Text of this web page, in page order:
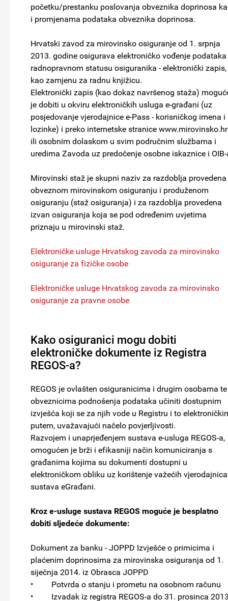
početku/prestanku poslovanja obveznika doprinosa
i promjenama podataka obveznika doprinosa.
Hrvatski zavod za mirovinsko osiguranje od 1. srpnja
2013. godine osigurava elektroničko vođenje podataka
radnopravnom statusu osiguranika - elektronički zapis,
kao zamjenu za radnu knjižicu.
Elektronički zapis (kao dokaz navršenog staža)
je dobiti u okviru elektroničkih usluga e-građani (uz
posjedovanje vjerodajnice e-Pass - korisničkog imena i
lozinke) i preko internetske stranice
ili osobnim dolaskom u svim područnim službama i
uredima Zavoda uz predočenje osobne iskaznice i
Mirovinski staž je skupni naziv za razdoblja provedena
obveznom mirovinskom osiguranju i produženom
osiguranju (staž osiguranja) i za razdoblja provedena
izvan osiguranja koja se pod određenim uvjetima
priznaju u mirovinski staž.
Elektroničke usluge Hrvatskog zavoda za mirovinsko
osiguranje za fizičke osobe
Elektroničke usluge Hrvatskog zavoda za mirovinsko
osiguranje za pravne osobe
Kako osiguranici mogu dobiti
elektroničke dokumente iz Registra
REGOS-a?
REGOS je ovlašten osiguranicima i drugim osobama te
obveznicima podnošenja podataka učiniti dostupnim
izvješća koji se za njih vode u Registru i to
putem, uvažavajući načelo povjerljivosti.
Razvojem i unaprjeđenjem sustava e-usluga REGOS-a,
omogućen je brži i efikasniji način komuniciranja s
građanima kojima su dokumenti dostupni u
elektroničkom obliku uz korištenje važećih vjerodajnica
sustava eGrađani.
Kroz e-usluge sustava REGOS moguće je besplatno
dobiti sljedeće dokumente:
Dokument za banku - JOPPD Izvješće o primicima i
plaćenim doprinosima za mirovinska osiguranja od 1.
siječnja 2014. iz Obrasca JOPPD
• Potvrda o stanju i prometu na osobnom računu
• Izvadak iz registra REGOS-a do 31. prosinca